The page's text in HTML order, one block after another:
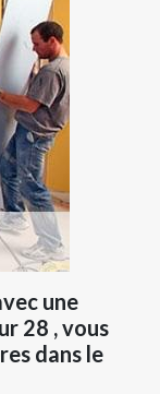
une
28 , vous
dans le